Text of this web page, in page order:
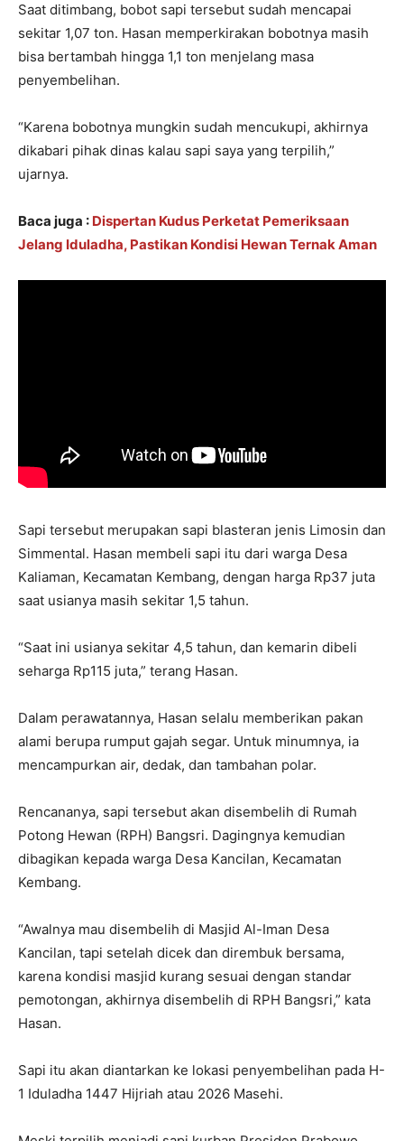
Saat ditimbang, bobot sapi tersebut sudah mencapai
sekitar 1,07 ton. Hasan memperkirakan bobotnya masih
bisa bertambah hingga 1,1 ton menjelang masa
penyembelihan.
“Karena bobotnya mungkin sudah mencukupi, akhirnya
dikabari pihak dinas kalau sapi saya yang terpilih,”
ujarnya.
Baca juga : Dispertan Kudus Perketat Pemeriksaan
Jelang Iduladha, Pastikan Kondisi Hewan Ternak Aman
Sapi tersebut merupakan sapi blasteran jenis Limosin dan
Simmental. Hasan membeli sapi itu dari warga Desa
Kaliaman, Kecamatan Kembang, dengan harga Rp37 juta
saat usianya masih sekitar 1,5 tahun.
“Saat ini usianya sekitar 4,5 tahun, dan kemarin dibeli
seharga Rp115 juta,” terang Hasan.
Dalam perawatannya, Hasan selalu memberikan pakan
alami berupa rumput gajah segar. Untuk minumnya, ia
mencampurkan air, dedak, dan tambahan polar.
Rencananya, sapi tersebut akan disembelih di Rumah
Potong Hewan (RPH) Bangsri. Dagingnya kemudian
dibagikan kepada warga Desa Kancilan, Kecamatan
Kembang.
“Awalnya mau disembelih di Masjid Al-Iman Desa
Kancilan, tapi setelah dicek dan dirembuk bersama,
karena kondisi masjid kurang sesuai dengan standar
pemotongan, akhirnya disembelih di RPH Bangsri,” kata
Hasan.
Sapi itu akan diantarkan ke lokasi penyembelihan pada H-
1 Iduladha 1447 Hijriah atau 2026 Masehi.